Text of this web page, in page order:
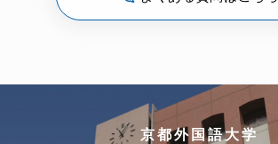
京都外国語大学